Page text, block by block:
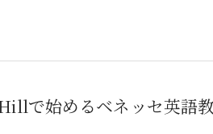
で始めるベネッセ英語